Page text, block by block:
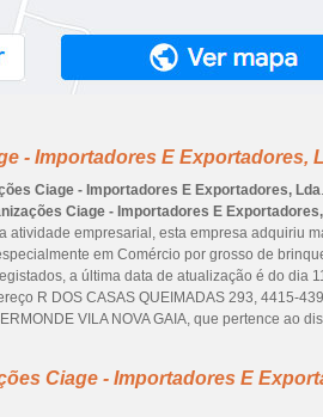
- Importadores E Exportadores,
Ciage - Importadores E Exportadores, Lda
Ciage - Importadores E
atividade empresarial, esta empresa adquiriu
em Comércio por grosso de
a última data de atualização é do dia
R DOS CASAS QUEIMADAS 293, 4415-
VILA NOVA GAIA, que pertence ao
Ciage - Importadores E